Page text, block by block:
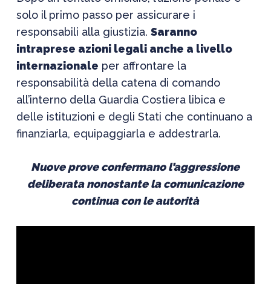
solo il primo passo per assicurare i
responsabili alla giustizia. Saranno
intraprese azioni legali anche a livello
internazionale per affrontare la
responsabilità della catena di comando
all’interno della Guardia Costiera libica e
delle istituzioni e degli Stati che continuano a
finanziarla, equipaggiarla e addestrarla.
Nuove prove confermano l’aggressione
deliberata nonostante la comunicazione
continua con le autorità